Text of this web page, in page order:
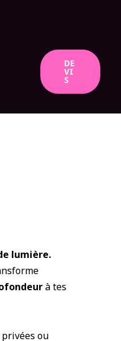
DE
VI
S
lumière.
à tes
ou